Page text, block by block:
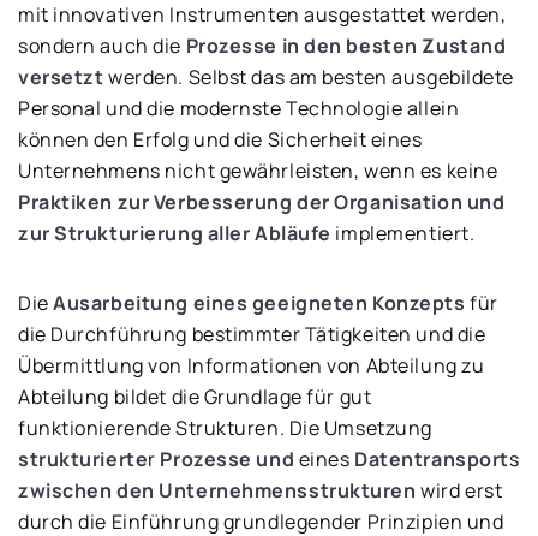
mit innovativen Instrumenten ausgestattet werden,
sondern auch die Prozesse in den besten Zustand
versetztwerden. Selbst das am besten ausgebildete
Personal und die modernste Technologie allein
können den Erfolg und die Sicherheit eines
Unternehmens nicht gewährleisten, wenn es keine
Praktiken zur Verbesserung der Organisation und
zur Strukturierung aller Abläufe implementiert.
DieAusarbeitung eines geeigneten Konzepts für
die Durchführung bestimmter Tätigkeiten und die
Übermittlung von Informationen von Abteilung zu
Abteilung bildet die Grundlage für gut
funktionierende Strukturen. Die Umsetzung
strukturierter Prozesse und eines Datentransports
zwischen den Unternehmensstrukturen wird erst
durch die Einführung grundlegender Prinzipien und